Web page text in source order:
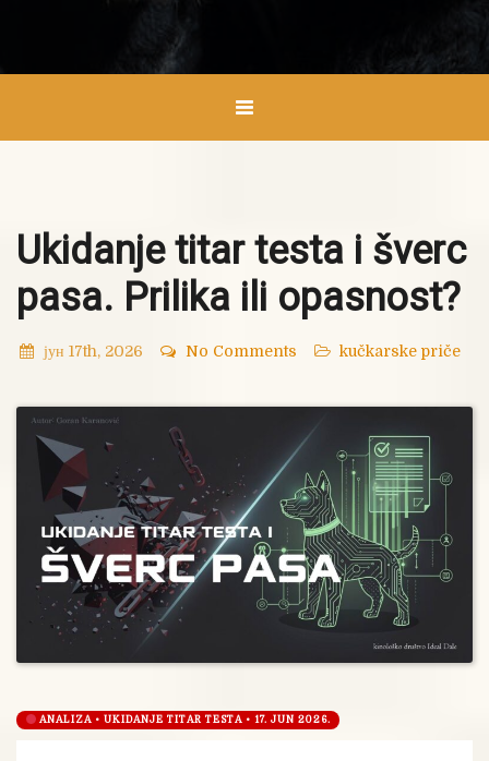
Ukidanje titar testa i šverc
pasa. Prilika ili opasnost?
јун 17th, 2026 No Comments kučkarske priče
ANALIZA • UKIDANJE TITAR TESTA • 17. JUN 2026.